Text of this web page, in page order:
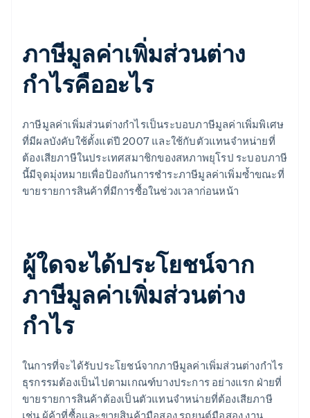
ภาษีมูลค่าเพิ่มส่วนต่าง
กำไรคืออะไร
ภาษีมูลค่าเพิ่มส่วนต่างกำไรเป็นระบอบภาษีมูลค่าเพิ่มพิเศษ
ที่มีผลบังคับใช้ตั้งแต่ปี 2007 และใช้กับตัวแทนจำหน่ายที่
ต้องเสียภาษีในประเทศสมาชิกของสหภาพยุโรป ระบอบภาษี
นี้มีจุดมุ่งหมายเพื่อป้องกันการชำระภาษีมูลค่าเพิ่มซ้ำขณะที่
ขายรายการสินค้าที่มีการซื้อในช่วงเวลาก่อนหน้า
ผู้ใดจะได้ประโยชน์จาก
ภาษีมูลค่าเพิ่มส่วนต่าง
กำไร
ในการที่จะได้รับประโยชน์จากภาษีมูลค่าเพิ่มส่วนต่างกำไร
ธุรกรรมต้องเป็นไปตามเกณฑ์บางประการ อย่างแรก ฝ่ายที่
ขายรายการสินค้าต้องเป็นตัวแทนจำหน่ายที่ต้องเสียภาษี